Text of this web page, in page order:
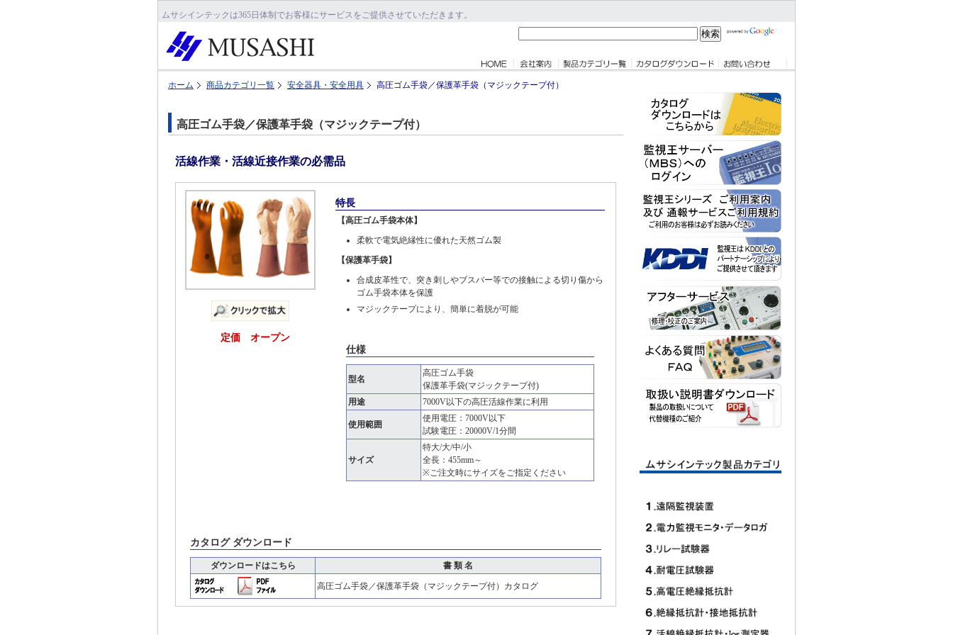
ムサシインテックは365日体制でお客様にサービスをご提供させていただきます。
ホーム 商品カテゴリ一覧 安全器具・安全用具 高圧ゴム手袋／保護革手袋（マジックテープ付）
高圧ゴム手袋／保護革手袋（マジックテープ付）
活線作業・活線近接作業の必需品
定価 オープン
特長
【高圧ゴム手袋本体】
柔軟で電気絶縁性に優れた天然ゴム製
【保護革手袋】
合成皮革性で、突き刺しやブスバー等での接触による切り傷から
ゴム手袋本体を保護
マジックテープにより、簡単に着脱が可能
仕様
型名
高圧ゴム手袋
保護革手袋(マジックテープ付)
用途
7000V以下の高圧活線作業に利用
使用範囲
使用電圧：7000V以下
試験電圧：20000V/1分間
サイズ
特大/大/中/小
全長：455mm～
※ご注文時にサイズをご指定ください
カタログ ダウンロード
ダウンロードはこちら 書 類 名
高圧ゴム手袋／保護革手袋（マジックテープ付）カタログ